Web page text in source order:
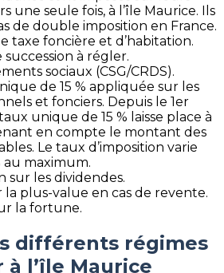
une seule fois, à l’île Maurice. Ils
de double imposition en France.
taxe foncière et d’habitation.
à régler.
sociaux (CSG/CRDS).
de 15 % appliquée sur les
et fonciers. Depuis le 1er
unique de 15 % laisse place à
en compte le montant des
Le taux d’imposition varie
maximum.
sur les dividendes.
la plus-value en cas de revente.
la fortune.
différents régimes
l’île Maurice